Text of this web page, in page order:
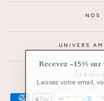
Recevez -15%
Laissez votre email,
INSCRIVEZ-
NOS
UNIVERS